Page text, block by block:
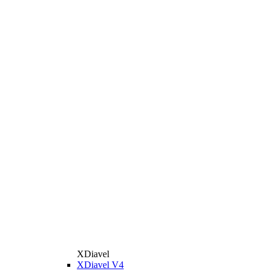
XDiavel
XDiavel V4